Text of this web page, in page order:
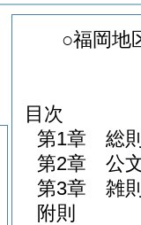
○福岡地
目次
第1章
総
第2章
公
第3章
雑
附則